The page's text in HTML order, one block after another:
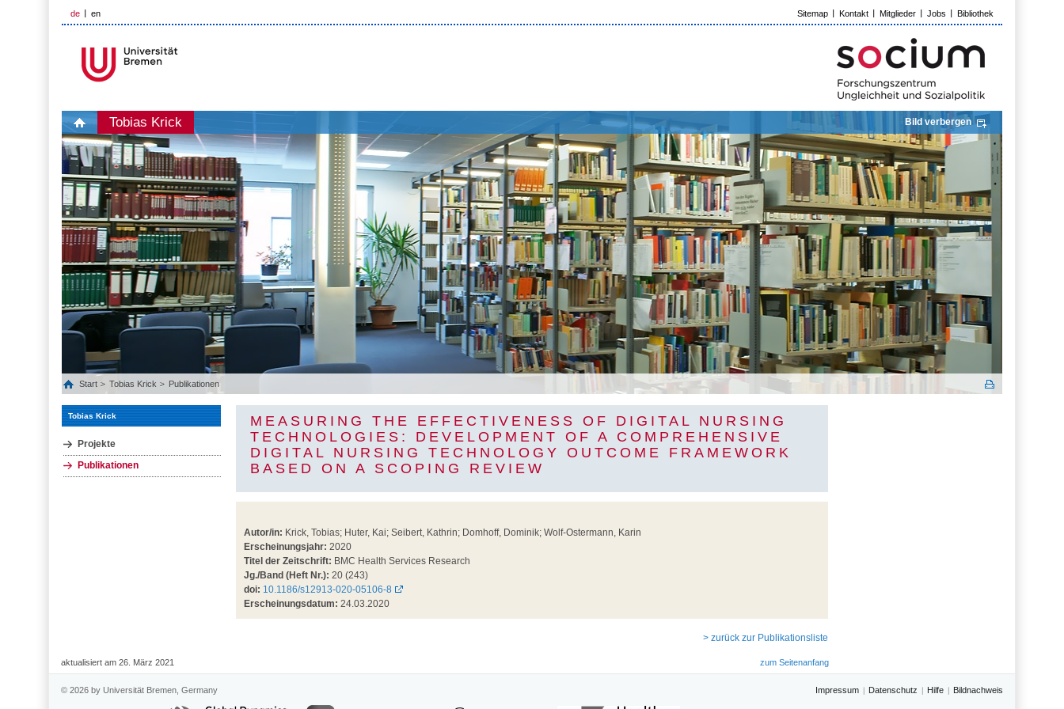
de en Sitemap Kontakt Mitglieder Jobs Bibliothek
Tobias Krick Bild verbergen
Start Tobias Krick Publikationen
Tobias Krick
Projekte
Publikationen
MEASURING THE EFFECTIVENESS OF DIGITAL NURSING
TECHNOLOGIES: DEVELOPMENT OF A COMPREHENSIVE
DIGITAL NURSING TECHNOLOGY OUTCOME FRAMEWORK
BASED ON A SCOPING REVIEW
Autor/in: Krick, Tobias; Huter, Kai; Seibert, Kathrin; Domhoff, Dominik; Wolf-Ostermann, Karin
Erscheinungsjahr: 2020
Titel der Zeitschrift: BMC Health Services Research
Jg./Band (Heft Nr.): 20 (243)
doi: 10.1186/s12913-020-05106-8
Erscheinungsdatum: 24.03.2020
> zurück zur Publikationsliste
aktualisiert am 26. März 2021 zum Seitenanfang
© 2026 by Universität Bremen, Germany Impressum Datenschutz Hilfe Bildnachweis